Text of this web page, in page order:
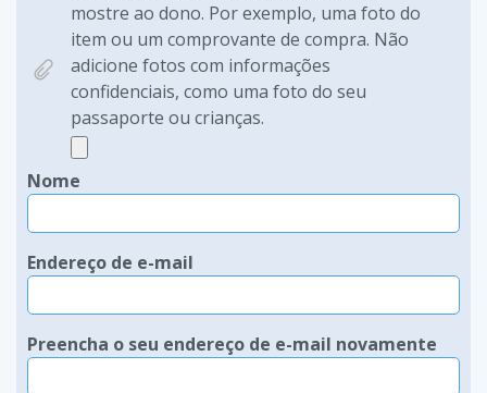
mostre ao dono. Por exemplo, uma foto do
item ou um comprovante de compra. Não
adicione fotos com informações
confidenciais, como uma foto do seu
passaporte ou crianças.
Nome
Endereço de e-mail
Preencha o seu endereço de e-mail novamente